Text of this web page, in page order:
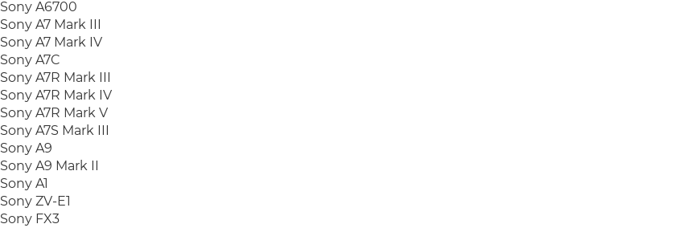
Sony A6700
Sony A7 Mark III
Sony A7 Mark IV
Sony A7C
Sony A7R Mark III
Sony A7R Mark IV
Sony A7R Mark V
Sony A7S Mark III
Sony A9
Sony A9 Mark II
Sony A1
Sony ZV-E1
Sony FX3